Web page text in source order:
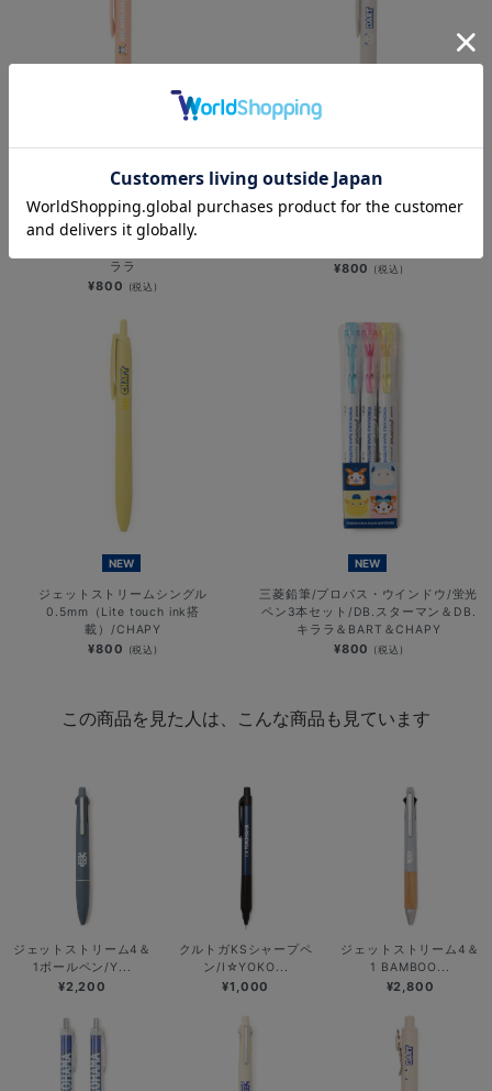
NEW
ジェットストリームシングル
ララ
¥800 (税込)
NEW
¥800 (税込)
NEW
ジェットストリームシングル
0.5mm（Lite touch ink搭
載）/CHAPY
¥800 (税込)
NEW
三菱鉛筆/プロパス・ウインドウ/蛍光
ペン3本セット/DB.スターマン＆DB.
キララ＆BART＆CHAPY
¥800 (税込)
この商品を見た人は、こんな商品も見ています
ジェットストリーム4＆
1ボールペン/Y...
¥2,200
クルトガKSシャープペ
ン/I☆YOKO...
¥1,000
ジェットストリーム4＆
1 BAMBOO...
¥2,800